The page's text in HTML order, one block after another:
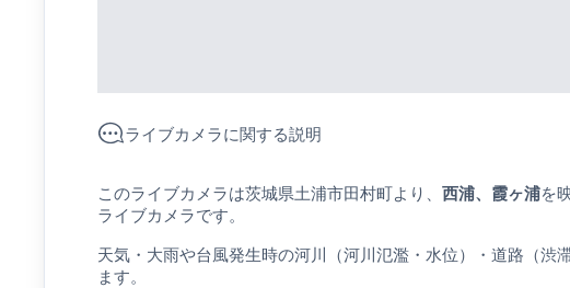
ライブカメラに関する説明
このライブカメラは茨城県土浦市田村町より、 西浦、霞ヶ浦を
ライブカメラです。
天気・大雨や台風発生時の河川（河川氾濫・水位）・道路（渋
ます。